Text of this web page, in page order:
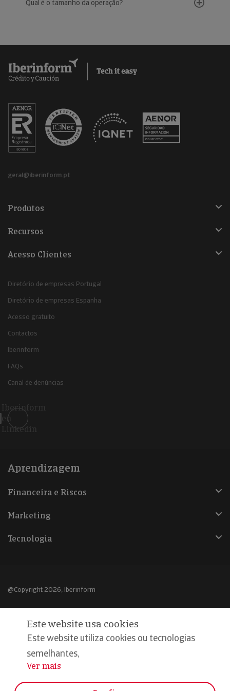
Qual é o tamanho da operação?
geral@iberinform.pt
Produtos
Recursos
Acesso Clientes
Diretório de empresas Portugal
Diretório de empresas Espanha
Acesso gratuito
Contactos
Iberinform
FAQs
Canal de denúncias
Iberinform
en
Linkedin
Aprendizagem
Financeira e Riscos
Marketing
Tecnologia
@Copyright 2026, Iberinform
Declaração de privacidade
Compromisso qualidade e segurança
Este website usa cookies
Este website utiliza cookies ou tecnologias
semelhantes,
...
Ver mais